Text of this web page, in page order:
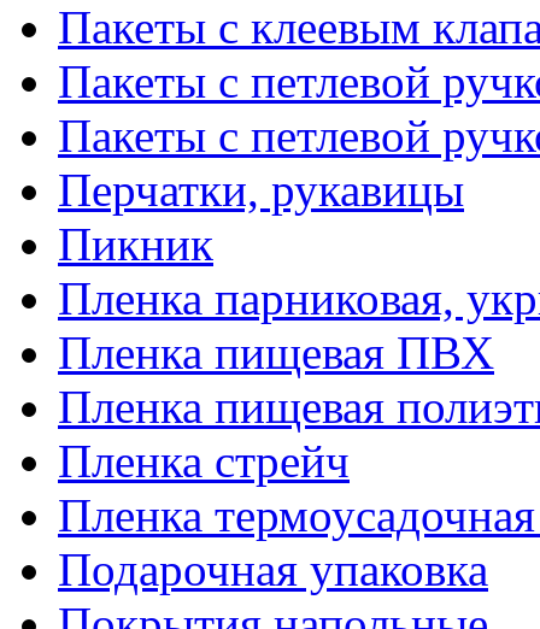
Пакеты с клеевым
Пакеты с петлевой
Пакеты с петлевой
Перчатки, рукавицы
Пикник
Пленка парниковая,
Пленка пищевая ПВХ
Пленка пищевая
Пленка стрейч
Пленка
Подарочная упаковка